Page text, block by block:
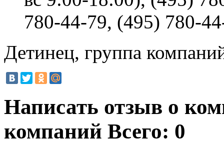
780-44-79, (495) 780-
Детинец, группа
Написать отзыв о
компаний Всего: 0